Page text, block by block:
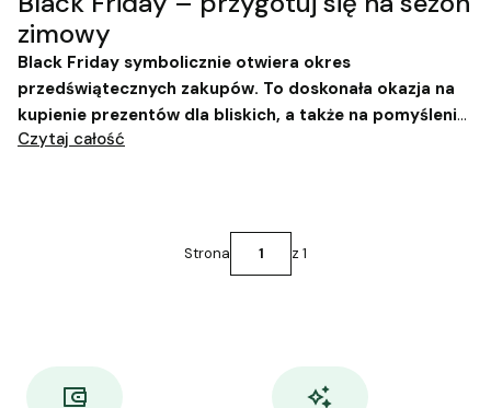
zimowy
Black Friday symbolicznie otwiera okres
przedświątecznych zakupów. To doskonała okazja na
kupienie prezentów dla bliskich, a także na pomyślenie
o sobie. Kiedy ostatnio pozwoliłaś sobie na trochę
Czytaj całość
Strona z 1